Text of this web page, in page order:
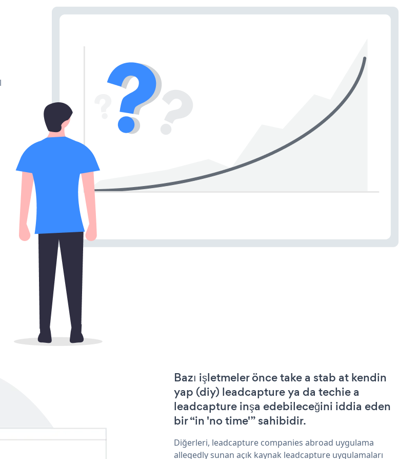
Bazı işletmeler önce take a stab at kendin
yap (diy) leadcapture ya da techie a
leadcapture inşa edebileceğini iddia eden
bir “in 'no time'” sahibidir.
Diğerleri, leadcapture companies abroad uygulama
allegedly sunan açık kaynak leadcapture uygulamaları